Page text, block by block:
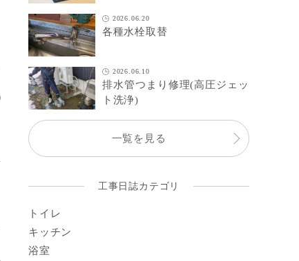
2026.06.20
各種水栓取替
2026.06.10
排水管つまり修理(高圧ジェッ
ト洗浄)
一覧を見る
工事日誌カテゴリ
トイレ
キッチン
浴室